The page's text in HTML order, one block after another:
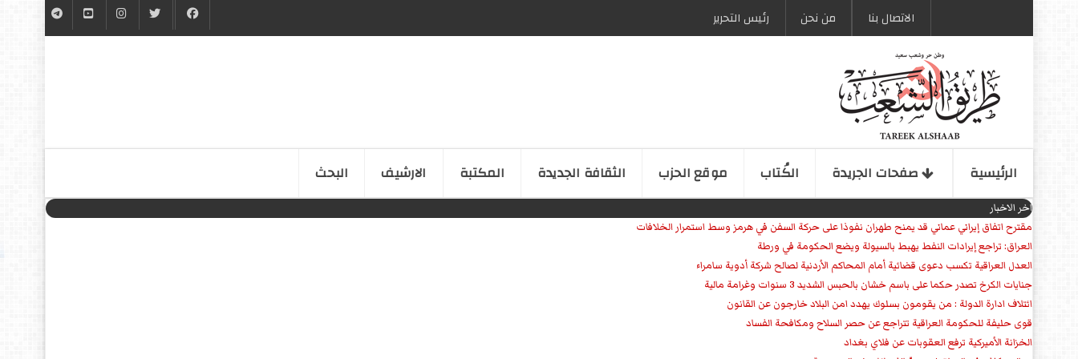
الاتصال بنا من نحن رئیس التحریر
الرئیسیة صفحات الجریدة الكُتاب موقع الحزب الثقافة الجدیدة المكتبة الارشیف البحث
اخر الاخبار
مقترح اتفاق إيراني عماني قد يمنح طهران نفوذا على حركة السفن في هرمز وسط استمرار الخلافات
العراق: تراجع إيرادات النفط يهبط بالسيولة ويضع الحكومة في ورطة
العدل العراقية تكسب دعوى قضائية أمام المحاكم الأردنية لصالح شركة أدوية سامراء
جنايات الكرخ تصدر حكما على باسم خشان بالحبس الشديد 3 سنوات وغرامة مالية
ائتلاف ادارة الدولة : من يقومون بسلوك يهدد امن البلاد خارجون عن القانون
قوى حليفة للحكومة العراقية تتراجع عن حصر السلاح ومكافحة الفساد
الخزانة الأميركية ترفع العقوبات عن فلاي بغداد